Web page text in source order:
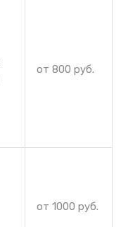
от 800 руб.
от 1000 руб.